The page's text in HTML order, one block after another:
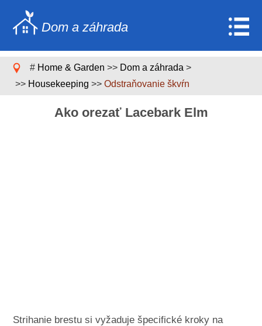
Dom a záhrada
Stavebníctvo a rekonštrukcia
# Home & Garden >> Dom a záhrada >
>> Housekeeping >> Odstraňovanie škvŕn
Ako orezať Lacebark Elm
Strihanie brestu si vyžaduje špecifické kroky na